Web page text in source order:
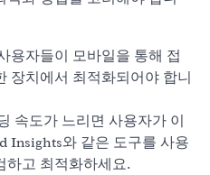
용자들이 모바일을 통해 접
장치에서 최적화되어야 합니
속도가 느리면 사용자가 이
Insights와 같은 도구를 사용
하고 최적화하세요.